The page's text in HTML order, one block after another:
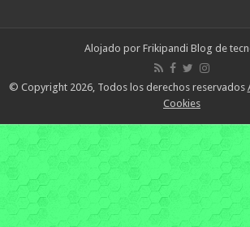
Alojado por Frikipandi Blog de
© Copyright 2026, Todos los derechos reservados
Cookies